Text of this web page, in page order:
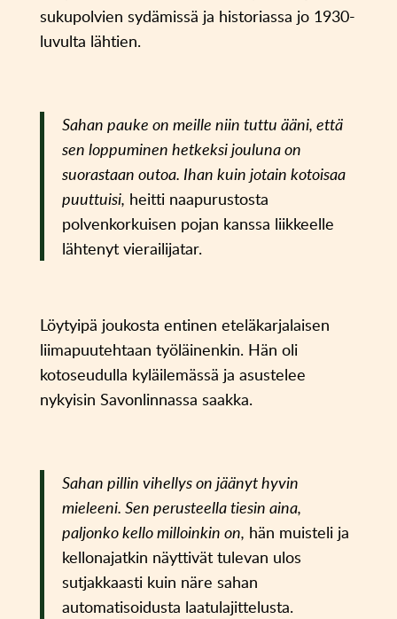
sukupolvien sydämissä ja historiassa jo 1930-
luvulta lähtien.
Sahan pauke on meille niin tuttu ääni, että
sen loppuminen hetkeksi jouluna on
suorastaan outoa. Ihan kuin jotain kotoisaa
puuttuisi, heitti naapurustosta
polvenkorkuisen pojan kanssa liikkeelle
lähtenyt vierailijatar.
Löytyipä joukosta entinen eteläkarjalaisen
liimapuutehtaan työläinenkin. Hän oli
kotoseudulla kyläilemässä ja asustelee
nykyisin Savonlinnassa saakka.
Sahan pillin vihellys on jäänyt hyvin
mieleeni. Sen perusteella tiesin aina,
paljonko kello milloinkin on, hän muisteli ja
kellonajatkin näyttivät tulevan ulos
sutjakkaasti kuin näre sahan
automatisoidusta laatulajittelusta.